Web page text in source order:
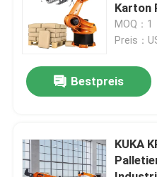
Kontakt mit uns
Blog
Industrieroboter-Arm
Karton
MOQ：1
Preis：
Bestpreis
KUKA